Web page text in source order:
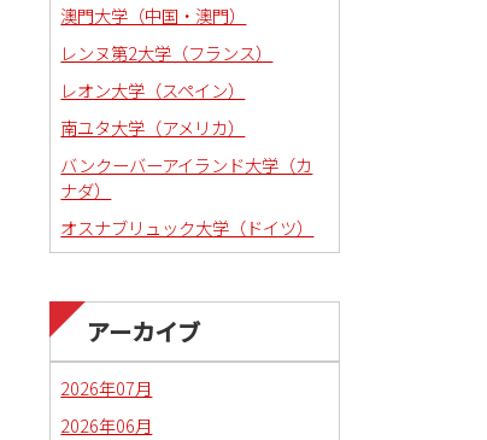
澳門大学（中国・澳門）
レンヌ第2大学（フランス）
レオン大学（スペイン）
南ユタ大学（アメリカ）
バンクーバーアイランド大学（カ
ナダ）
オスナブリュック大学（ドイツ）
アーカイブ
2026年07月
2026年06月